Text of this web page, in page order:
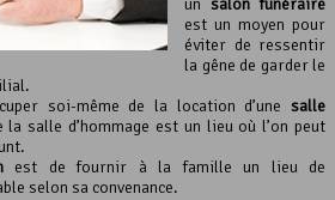
un salon funéraire
est un moyen pour
éviter de ressentir
la gêne de garder le
soi-même de la location d’une salle
la salle d’hommage est un lieu où l’on peut
est de fournir à la famille un lieu de
selon sa convenance.